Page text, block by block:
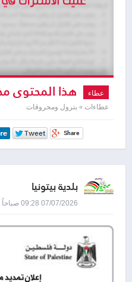
عطاء هذا المحتوى
لمشاهدته
عطاءات » بترول ومحروقات
بلدية بيتونيا
07/07/2026 09:28 صباحاً